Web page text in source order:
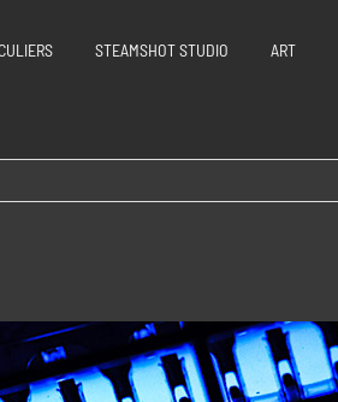
STEAMSHOT STUDIO ART